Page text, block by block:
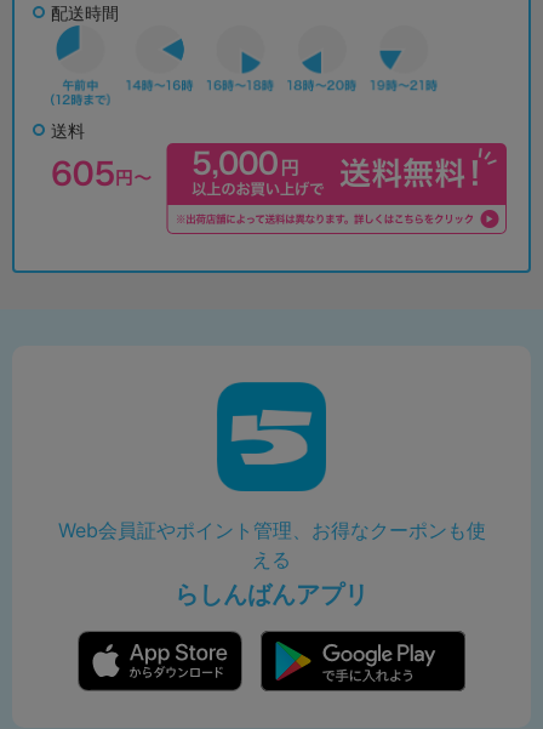
配送時間
送料
Web会員証やポイント管理、お得なクーポンも使
える
らしんばんアプリ